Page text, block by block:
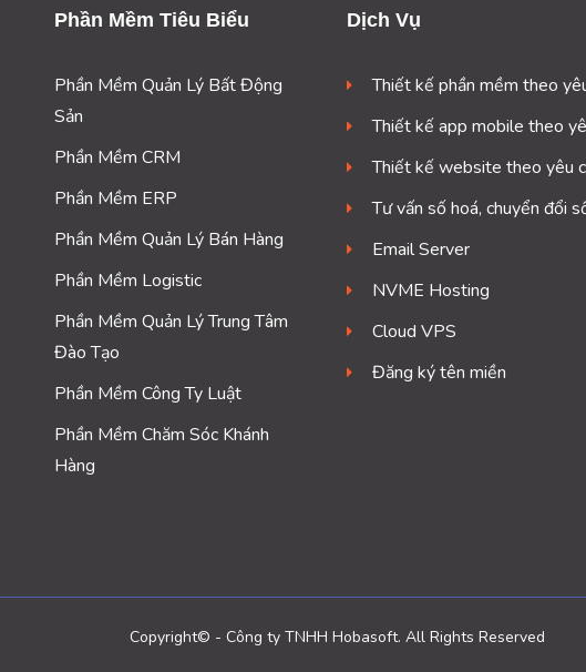
Phần Mềm Tiêu Biểu
Phần Mềm Quản Lý Bất Động
Sản
Phần Mềm CRM
Phần Mềm ERP
Phần Mềm Quản Lý Bán Hàng
Phần Mềm Logistic
Phần Mềm Quản Lý Trung Tâm
Đào Tạo
Phần Mềm Công Ty Luật
Phần Mềm Chăm Sóc Khánh
Hàng
Dịch Vụ
Thiết kế phần mềm theo
Thiết kế app mobile theo
Thiết kế website theo yêu
Tư vấn số hoá, chuyển đổi
Email Server
NVME Hosting
Cloud VPS
Đăng ký tên miền
Copyright© - Công ty TNHH Hobasoft. All Rights Reserved